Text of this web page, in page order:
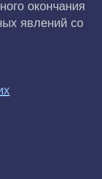
окончания
явлений со